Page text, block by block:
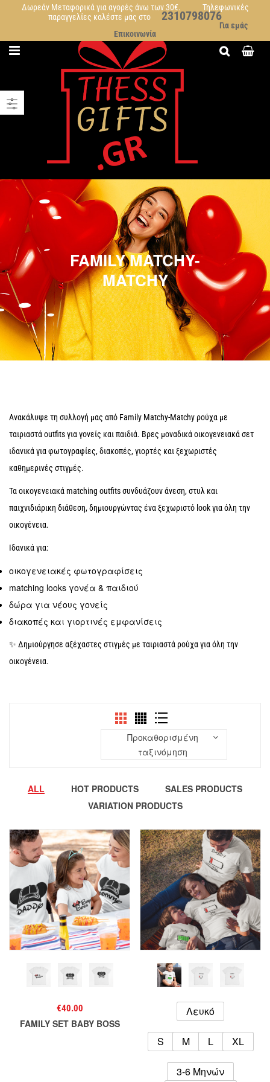
Δωρεάν Μεταφορικά για αγορές άνω των 30€. Τηλεφωνικές
παραγγελίες καλέστε μας στο 2310798076
Για εμάς
Επικοινωνία
FAMILY MATCHY-
MATCHY
Ανακάλυψε τη συλλογή μας από Family Matchy-Matchy ρούχα με
ταιριαστά outfits για γονείς και παιδιά. Βρες μοναδικά οικογενειακά σετ
ιδανικά για φωτογραφίες, διακοπές, γιορτές και ξεχωριστές
καθημερινές στιγμές.
Τα οικογενειακά matching outfits συνδυάζουν άνεση, στυλ και
παιχνιδιάρικη διάθεση, δημιουργώντας ένα ξεχωριστό look για όλη την
οικογένεια.
Ιδανικά για:
οικογενειακές φωτογραφίσεις
matching looks γονέα & παιδιού
δώρα για νέους γονείς
διακοπές και γιορτινές εμφανίσεις
✨ Δημιούργησε αξέχαστες στιγμές με ταιριαστά ρούχα για όλη την
οικογένεια.
Προκαθορισμένη
ταξινόμηση
ALL HOT PRODUCTS
SALES PRODUCTS
VARIATION PRODUCTS
FAMILY SET BABY BOSS
€40.00 Λευκό
S M L XL
3-6 Μηνών